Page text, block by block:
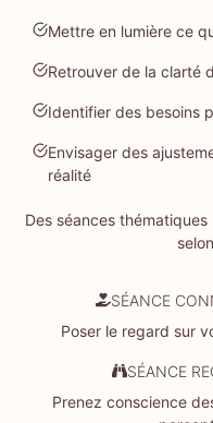
Mettre en lumière ce
Retrouver de la clarté
Identifier des besoins
Envisager des
réalité
Des séances
SÉANCE
Poser le regard sur
SÉANCE
Prenez conscience